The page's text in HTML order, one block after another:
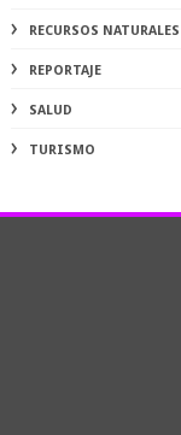
RECURSOS NATURALES
REPORTAJE
SALUD
TURISMO